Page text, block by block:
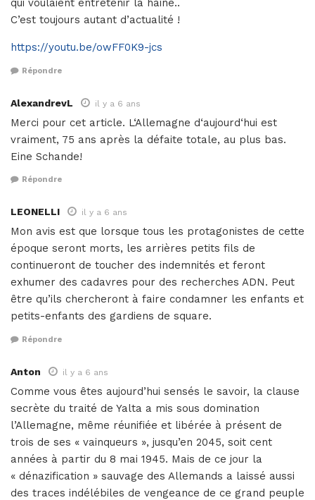
qui voulaient entretenir la haine..
C’est toujours autant d’actualité !
https://youtu.be/owFF0K9-jcs
Répondre
AlexandrevL il y a 6 ans
Merci pour cet article. L‘Allemagne d‘aujourd‘hui est
vraiment, 75 ans après la défaite totale, au plus bas.
Eine Schande!
Répondre
LEONELLI il y a 6 ans
Mon avis est que lorsque tous les protagonistes de cette
époque seront morts, les arrières petits fils de
continueront de toucher des indemnités et feront
exhumer des cadavres pour des recherches ADN. Peut
être qu’ils chercheront à faire condamner les enfants et
petits-enfants des gardiens de square.
Répondre
Anton il y a 6 ans
Comme vous êtes aujourd’hui sensés le savoir, la clause
secrète du traité de Yalta a mis sous domination
l’Allemagne, même réunifiée et libérée à présent de
trois de ses « vainqueurs », jusqu’en 2045, soit cent
années à partir du 8 mai 1945. Mais de ce jour la
« dénazification » sauvage des Allemands a laissé aussi
des traces indélébiles de vengeance de ce grand peuple